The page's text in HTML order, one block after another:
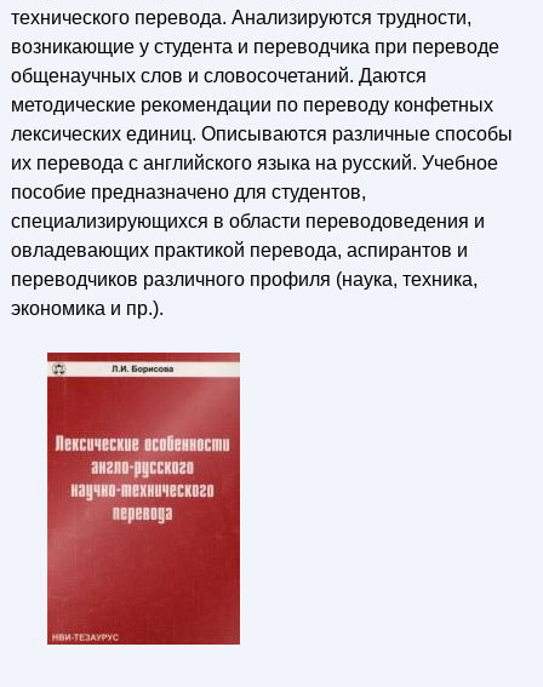
технического перевода. Анализируются трудности,
возникающие у студента и переводчика при переводе
общенаучных слов и словосочетаний. Даются
методические рекомендации по переводу конфетных
лексических единиц. Описываются различные способы
их перевода с английского языка на русский. Учебное
пособие предназначено для студентов,
специализирующихся в области переводоведения и
овладевающих практикой перевода, аспирантов и
переводчиков различного профиля (наука, техника,
экономика и пр.).